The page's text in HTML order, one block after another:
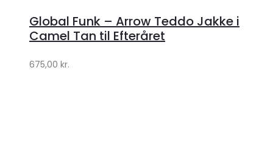
Lykke
Lykke
Global Funk – Arrow Teddo Jakke i
Camel Tan til Efteråret
675,00 kr.